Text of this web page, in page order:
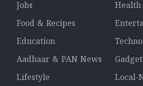
Jobs
Health
Food & Recipes
Education
Aadhaar & PAN News
Lifestyle
Local-